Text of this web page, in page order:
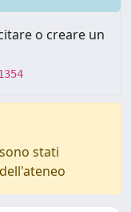
o creare un
stati